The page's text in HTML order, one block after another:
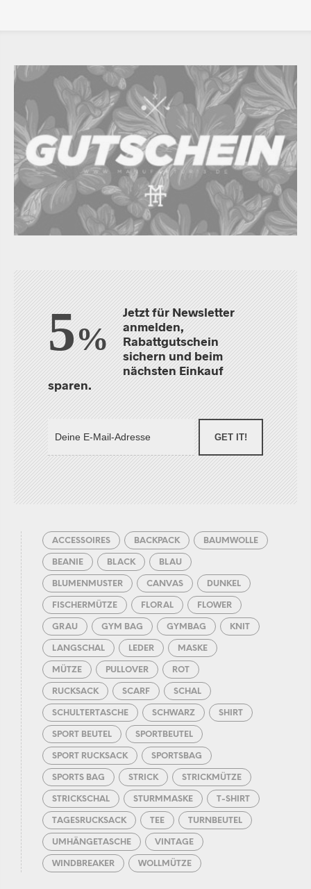
5%
Jetzt für Newsletter
anmelden,
Rabattgutschein
sichern und beim
nächsten Einkauf
sparen.
GET IT!
ACCESSOIRES BACKPACK BAUMWOLLE
BEANIE BLACK BLAU
BLUMENMUSTER CANVAS DUNKEL
FISCHERMÜTZE FLORAL FLOWER
GRAU GYM BAG GYMBAG KNIT
LANGSCHAL LEDER MASKE
MÜTZE PULLOVER ROT
RUCKSACK SCARF SCHAL
SCHULTERTASCHE SCHWARZ SHIRT
SPORT BEUTEL SPORTBEUTEL
SPORT RUCKSACK SPORTSBAG
SPORTS BAG STRICK STRICKMÜTZE
STRICKSCHAL STURMMASKE T-SHIRT
TAGESRUCKSACK TEE TURNBEUTEL
UMHÄNGETASCHE VINTAGE
WINDBREAKER WOLLMÜTZE